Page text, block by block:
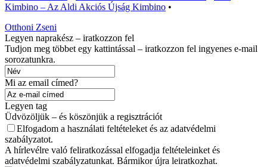
Kimbino – Az Aldi Akciós Újság Kimbino •
Otthoni Zseni
Legyen naprakész – iratkozzon fel
Tudjon meg többet egy kattintással – iratkozzon fel ingyenes e-mail
sorozatunkra.
Mi az email címed?
Legyen tag
Üdvözöljük – és köszönjük a regisztrációt
Elfogadom a használati feltételeket és az adatvédelmi
szabályzatot.
A hírlevélre való feliratkozással elfogadja feltételeinket és
adatvédelmi szabályzatunkat. Bármikor újra leiratkozhat.